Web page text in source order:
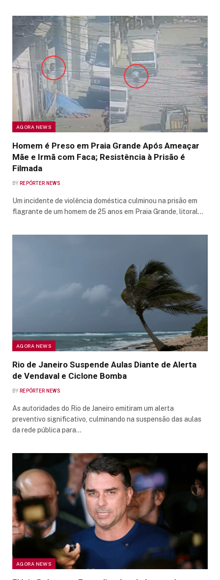
AGORA NEWS
Homem é Preso em Praia Grande Após Ameaçar
Mãe e Irmã com Faca; Resistência à Prisão é
Filmada
BY REPÓRTER NEWS
Um incidente de violência doméstica culminou na prisão em
flagrante de um homem de 25 anos em Praia Grande, litoral…
AGORA NEWS
Rio de Janeiro Suspende Aulas Diante de Alerta
de Vendaval e Ciclone Bomba
BY REPÓRTER NEWS
As autoridades do Rio de Janeiro emitiram um alerta
preventivo significativo, culminando na suspensão das aulas
da rede pública para…
AGORA NEWS